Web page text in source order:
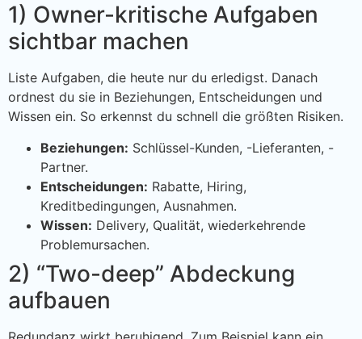
1) Owner-kritische Aufgaben
sichtbar machen
Liste Aufgaben, die heute nur du erledigst. Danach
ordnest du sie in Beziehungen, Entscheidungen und
Wissen ein. So erkennst du schnell die größten Risiken.
Beziehungen: Schlüssel-Kunden, -Lieferanten, -
Partner.
Entscheidungen: Rabatte, Hiring,
Kreditbedingungen, Ausnahmen.
Wissen: Delivery, Qualität, wiederkehrende
Problemursachen.
2) “Two-deep” Abdeckung
aufbauen